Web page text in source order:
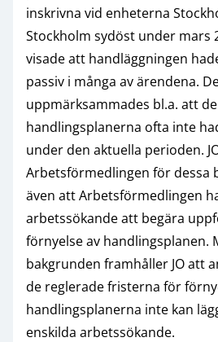
inskrivna vid enheterna
Stockholm sydöst under mars
visade att handläggningen
passiv i många av ärendena.
uppmärksammades bl.a. att
handlingsplanerna ofta inte
under den aktuella perioden.
Arbetsförmedlingen för dessa
även att Arbetsförmedlingen
arbetssökande att begära
förnyelse av handlingsplanen.
bakgrunden framhåller JO att
de reglerade fristerna för
handlingsplanerna inte kan
enskilda arbetssökande.